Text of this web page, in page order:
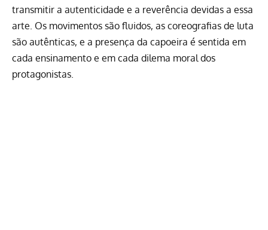
transmitir a autenticidade e a reverência devidas a essa
arte. Os movimentos são fluidos, as coreografias de luta
são autênticas, e a presença da capoeira é sentida em
cada ensinamento e em cada dilema moral dos
protagonistas.